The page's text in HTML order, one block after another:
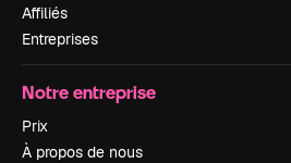
Affiliés
Entreprises
Notre entreprise
Prix
À propos de nous